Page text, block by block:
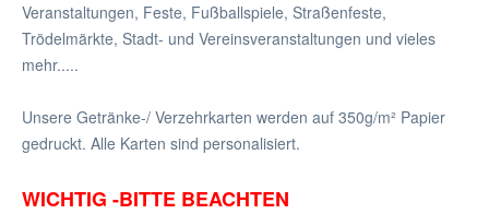
Veranstaltungen, Feste, Fußballspiele, Straßenfeste,
Trödelmärkte, Stadt- und Vereinsveranstaltungen und vieles
mehr.....
Unsere Getränke-/ Verzehrkarten werden auf 350g/m² Papier
gedruckt. Alle Karten sind personalisiert.
WICHTIG -BITTE BEACHTEN